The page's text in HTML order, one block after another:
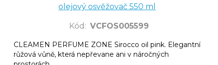
olejový osvěžovač 550 ml
Kód : VCFOS005599
CLEAMEN PERFUME ZONE Sirocco oil pink. Elegantní
růžová vůně, která nepřevane ani v náročných